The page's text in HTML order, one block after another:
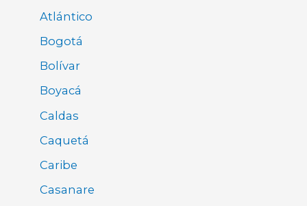
Atlántico
Bogotá
Bolívar
Boyacá
Caldas
Caquetá
Caribe
Casanare